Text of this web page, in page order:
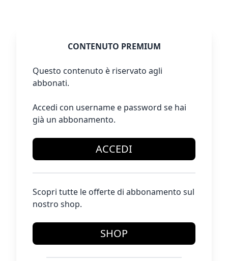
CONTENUTO PREMIUM
Questo contenuto è riservato agli
abbonati.
Accedi con username e password se hai
già un abbonamento.
ACCEDI
Scopri tutte le offerte di abbonamento sul
nostro shop.
SHOP